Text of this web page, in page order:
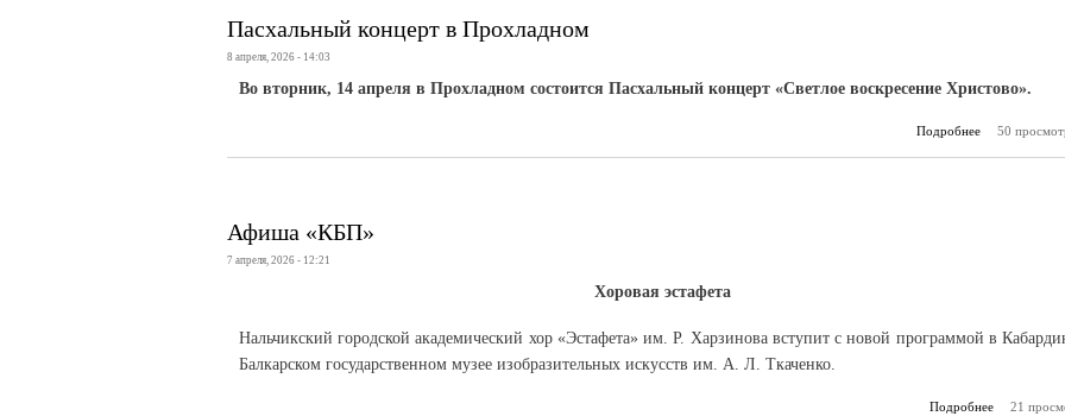
Пасхальный концерт в Прохладном
8 апреля, 2026 - 14:03
Во вторник, 14 апреля в Прохладном состоится Пасхальный концерт «Светлое воскресение Христово».
Подробнее
о50
Афиша «КБП»
7 апреля, 2026 - 12:21
Хоровая эстафета
Нальчикский городской академический хор «Эстафета» им. Р. Харзинова вступит с новой программой в
Балкарском государственном музее изобразительных искусств им. А. Л. Ткаченко.
Подробнее о Афиша
21